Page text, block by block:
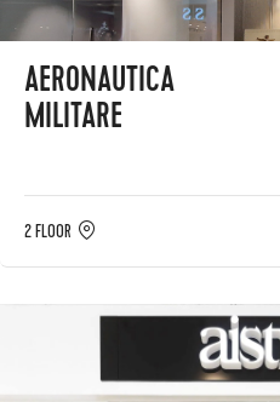
AERONAUTICA
MILITARE
2 FLOOR